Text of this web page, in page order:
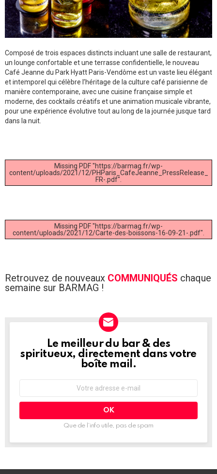
Composé de trois espaces distincts incluant une salle de restaurant,
un lounge confortable et une terrasse confidentielle, le nouveau
Café Jeanne du Park Hyatt Paris-Vendôme est un vaste lieu élégant
et intemporel qui célèbre l’héritage de la culture café parisienne de
manière contemporaine, avec une cuisine française simple et
moderne, des cocktails créatifs et une animation musicale vibrante,
pour une expérience évolutive tout au long de la journée jusque tard
dans la nuit.
Missing PDF "https://barmag.fr/wp-
content/uploads/2021/12/PHParis_CafeJeanne_PressRelease_
FR-.pdf".
Missing PDF "https://barmag.fr/wp-
content/uploads/2021/12/Carte-des-boissons-16-09-21-.pdf".
Retrouvez de nouveaux COMMUNIQUÉS chaque
semaine sur BARMAG !
NEWSLETTER
Le meilleur du bar & des
spiritueux, directement dans votre
boîte mail.
mail
Que de l’info utile, pas de spam